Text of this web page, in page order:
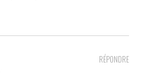
RÉPONDRE